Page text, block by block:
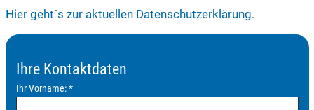
Hier geht´s zur aktuellen Datenschutzerklärung.
Ihre Kontaktdaten
Ihr Vorname:*